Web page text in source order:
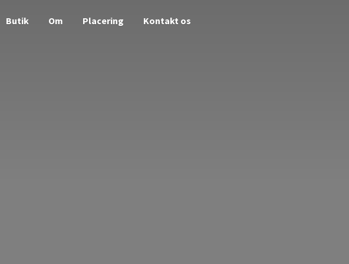
Butik Om Placering Kontakt os